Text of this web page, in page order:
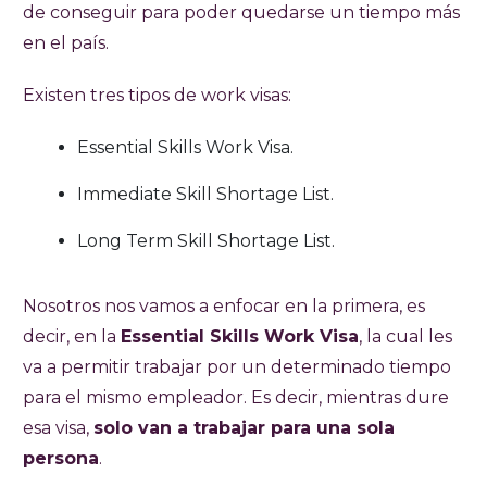
de conseguir para poder quedarse un tiempo más
en el país.
Existen tres tipos de work visas:
Essential Skills Work Visa.
Immediate Skill Shortage List.
Long Term Skill Shortage List.
Nosotros nos vamos a enfocar en la primera, es
decir, en la Essential Skills Work Visa, la cual les
va a permitir trabajar por un determinado tiempo
para el mismo empleador. Es decir, mientras dure
esa visa, solo van a trabajar para una sola
persona.